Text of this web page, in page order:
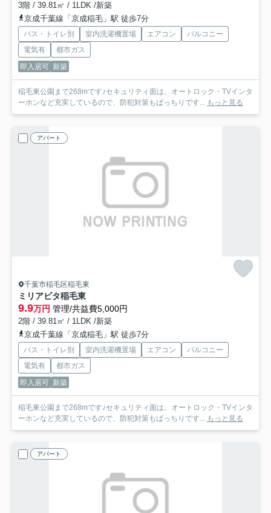
3階 / 39.81㎡ / 1LDK /新築
京成千葉線「京成稲毛」駅 徒歩7分
バス・トイレ別 室内洗濯機置場 エアコン
バルコニー
電気有
都市ガス
即入居可 新築
稲毛東公園まで268mです♪セキュリティ面は、オートロック・TVインタ
ーホンなど充実しているので、防犯対策もばっちりです... もっと見る
アパート
千葉市稲毛区稲毛東
ミリアビタ稲毛東
9.9万円 管理/共益費5,000円
2階 / 39.81㎡ / 1LDK /新築
京成千葉線「京成稲毛」駅 徒歩7分
バス・トイレ別 室内洗濯機置場 エアコン
バルコニー
電気有
都市ガス
即入居可 新築
稲毛東公園まで268mです♪セキュリティ面は、オートロック・TVインタ
ーホンなど充実しているので、防犯対策もばっちりです... もっと見る
アパート